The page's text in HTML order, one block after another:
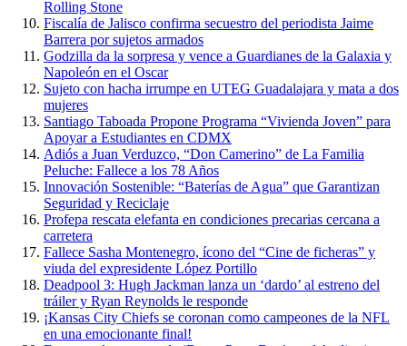
Rolling Stone
Fiscalía de Jalisco confirma secuestro del periodista Jaime
Barrera por sujetos armados
Godzilla da la sorpresa y vence a Guardianes de la Galaxia y
Napoleón en el Oscar
Sujeto con hacha irrumpe en UTEG Guadalajara y mata a dos
mujeres
Santiago Taboada Propone Programa “Vivienda Joven” para
Apoyar a Estudiantes en CDMX
Adiós a Juan Verduzco, “Don Camerino” de La Familia
Peluche: Fallece a los 78 Años
Innovación Sostenible: “Baterías de Agua” que Garantizan
Seguridad y Reciclaje
Profepa rescata elefanta en condiciones precarias cercana a
carretera
Fallece Sasha Montenegro, ícono del “Cine de ficheras” y
viuda del expresidente López Portillo
Deadpool 3: Hugh Jackman lanza un ‘dardo’ al estreno del
tráiler y Ryan Reynolds le responde
¡Kansas City Chiefs se coronan como campeones de la NFL
en una emocionante final!